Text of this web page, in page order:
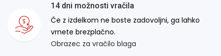
14 dni možnosti vračila
Če z izdelkom ne boste zadovoljni, ga lahko
vrnete brezplačno.
Obrazec za vračilo blaga